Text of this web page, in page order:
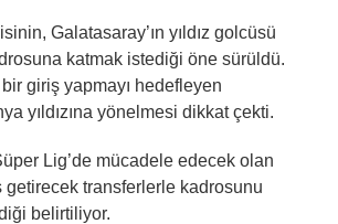
Galatasaray’ın yıldız golcüsü
katmak istediği öne sürüldü.
giriş yapmayı hedefleyen
yıldızına yönelmesi dikkat çekti.
Lig’de mücadele edecek olan
getirecek transferlerle kadrosunu
belirtiliyor.